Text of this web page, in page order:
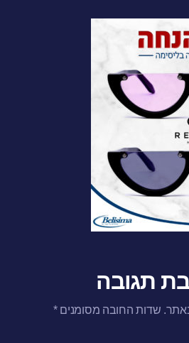
תגובה
שדות החובה מסומנים*